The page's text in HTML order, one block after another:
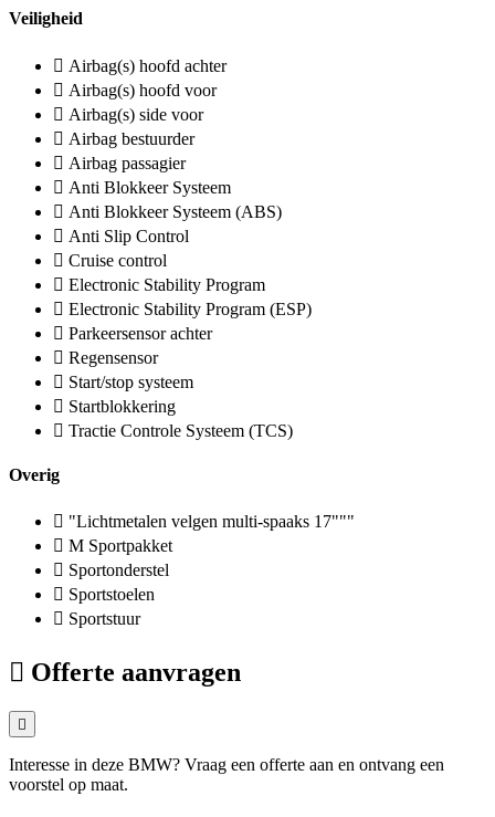
Veiligheid
Airbag(s) hoofd achter
Airbag(s) hoofd voor
Airbag(s) side voor
Airbag bestuurder
Airbag passagier
Anti Blokkeer Systeem
Anti Blokkeer Systeem (ABS)
Anti Slip Control
Cruise control
Electronic Stability Program
Electronic Stability Program (ESP)
Parkeersensor achter
Regensensor
Start/stop systeem
Startblokkering
Tractie Controle Systeem (TCS)
Overig
"Lichtmetalen velgen multi-spaaks 17"""
M Sportpakket
Sportonderstel
Sportstoelen
Sportstuur
Offerte aanvragen
Interesse in deze BMW? Vraag een offerte aan en ontvang een
voorstel op maat.